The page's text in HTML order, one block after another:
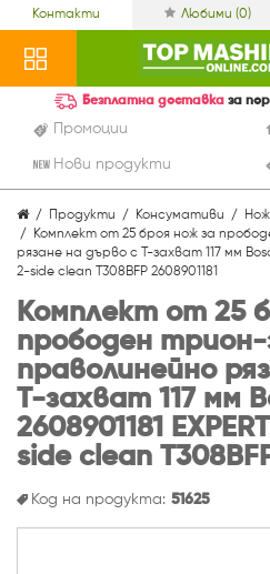
Контакти Любими (0)
Промоции
Нови продукти
Безплатна доставка за
Продукти Консумативи
Нож
Комплект от 25 броя нож за
рязане на дърво с T-захват 117 мм
2-side clean T308BFP 2608901181
Комплект от 25
прободен трион-
праволинейно
T-захват 117 мм
2608901181
side clean
Код на продукта: 51625